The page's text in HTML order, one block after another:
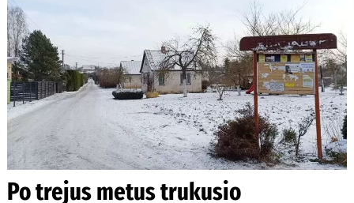
Po trejus metus trukusio